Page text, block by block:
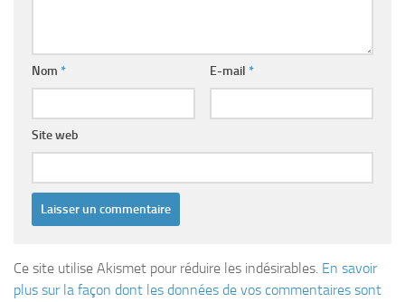
Nom * E-mail *
Site web
Ce site utilise Akismet pour réduire les indésirables. En savoir
plus sur la façon dont les données de vos commentaires sont